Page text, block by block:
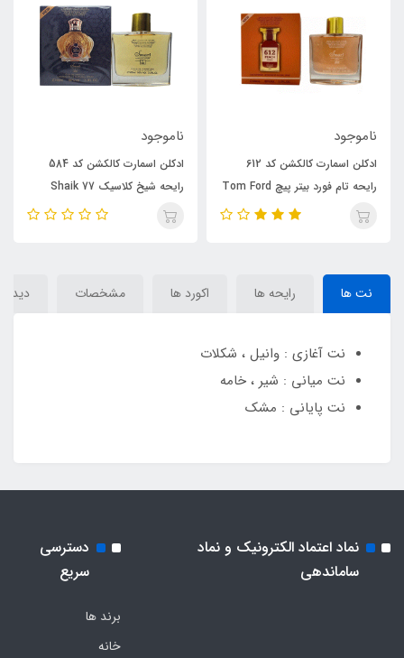
ناموجود
رایحه شیخ کلاسیک 77 Shaik
Opulent Classic No 77
ناموجود
ادکلن مردانه روونا مدل رونا ایو د
پرفیوم رایحه ژان پل گوتیه له مال
الکسیر (rovena) Jean Paul
نت ها رایحه ها اکورد ها مشخصات
نت آغازی : وانیل ، شکلات
نت میانی : شیر ، خامه
نت پایانی : مشک
نماد اعتماد الکترونیک و نماد
ساماندهی
دسترسی
سریع
برند ها
خانه